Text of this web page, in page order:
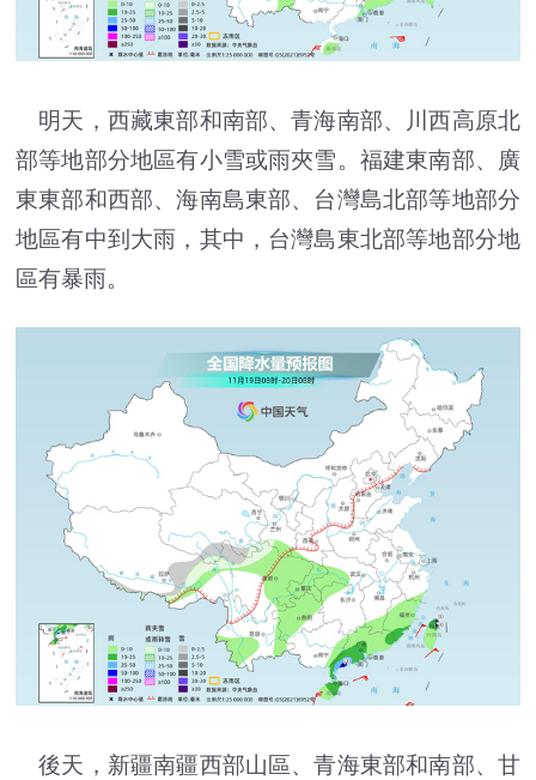
明天，西藏東部和南部、青海南部、川西高原北
部等地部分地區有小雪或雨夾雪。福建東南部、廣
東東部和西部、海南島東部、台灣島北部等地部分
地區有中到大雨，其中，台灣島東北部等地部分地
區有暴雨。
後天，新疆南疆西部山區、青海東部和南部、甘